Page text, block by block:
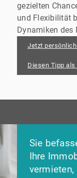
gezielten
und Flexibilität
Dynamiken des
Jetzt
Diesen Tipp als
Sie
Ihre